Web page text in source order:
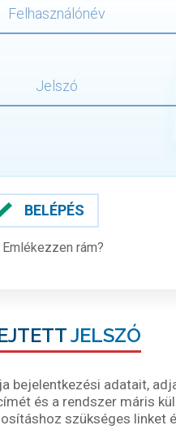
BELÉPÉS
Emlékezzen rám?
JELSZÓ
bejelentkezési adatait,
és a rendszer máris
szükséges linket